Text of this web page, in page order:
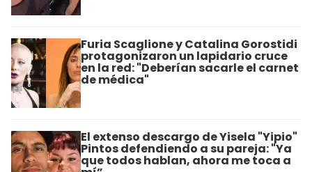
Furia Scaglione y Catalina Gorostidi
protagonizaron un lapidario cruce
en la red: "Deberían sacarle el carnet
de médica"
El extenso descargo de Yisela "Yipio"
Pintos defendiendo a su pareja: "Ya
que todos hablan, ahora me toca a